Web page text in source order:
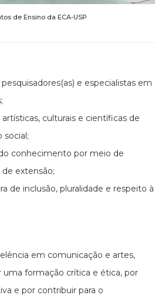
de Ensino da ECA-USP
e especialistas em
culturais e científicas de
social;
conhecimento por meio de
extensão;
de inclusão, pluralidade e respeito à
em comunicação e artes,
formação crítica e ética, por
e por contribuir para o